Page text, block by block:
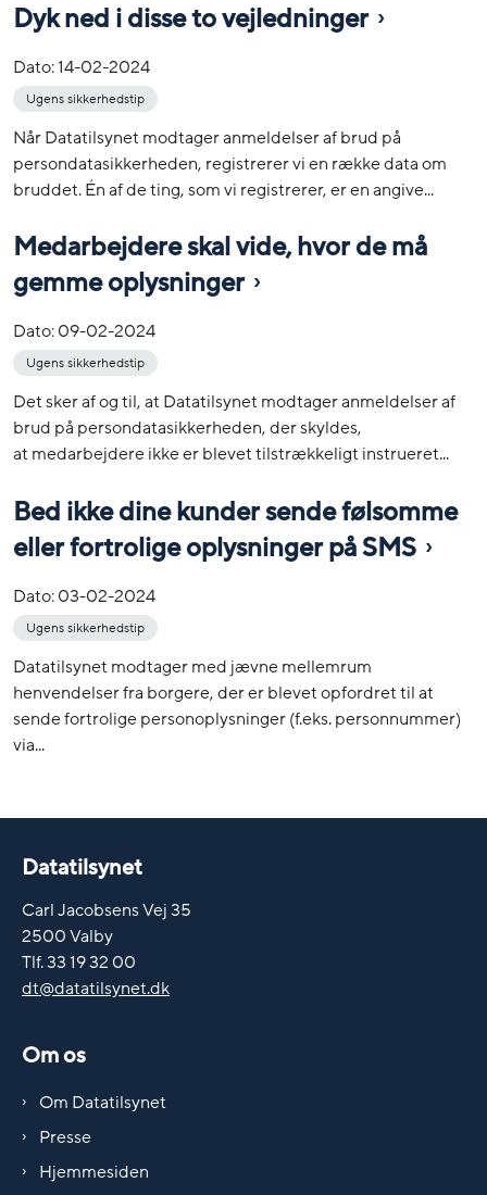
Dyk ned i disse to vejledninger
Dato:14-02-2024
Ugens sikkerhedstip
Når Datatilsynet modtager anmeldelser af brud på
persondatasikkerheden, registrerer vi en række data om
bruddet. Én af de ting, som vi registrerer, er en angive...
Medarbejdere skal vide, hvor de må
gemme oplysninger
Dato:09-02-2024
Ugens sikkerhedstip
Det sker af og til, at Datatilsynet modtager anmeldelser af
brud på persondatasikkerheden, der skyldes,
at medarbejdere ikke er blevet tilstrækkeligt instrueret...
Bed ikke dine kunder sende følsomme
eller fortrolige oplysninger på SMS
Dato:03-02-2024
Ugens sikkerhedstip
Datatilsynet modtager med jævne mellemrum
henvendelser fra borgere, der er blevet opfordret til at
sende fortrolige personoplysninger (f.eks. personnummer)
via...
Datatilsynet
Carl Jacobsens Vej 35
2500 Valby
Tlf. 33 19 32 00
dt@datatilsynet.dk
Om os
Om Datatilsynet
Presse
Hjemmesiden